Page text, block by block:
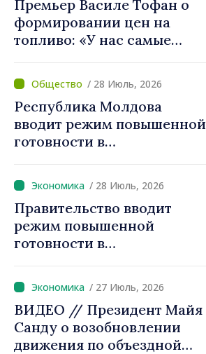
действия по защите
населения и обеспечению
бесперебойной работы
Премьер Василе Тофан о
формировании цен на
топливо: «У нас самые
нужно обеспечить и
необходимые объёмы»
/ 28 Июль, 2026
Республика Молдова
вводит режим повышенной
готовности в
«Мы должны быть готовы и
действовать осторожно и
ответственно»
/ 28 Июль, 2026
Правительство вводит
режим повышенной
готовности в
Премьер-министр Василе
Тофан: «Ситуация сложная,
и мы должны действовать
ответственно»
/ 27 Июль, 2026
ВИДЕО // Президент Майя
Санду о возобновлении
движения по объездной